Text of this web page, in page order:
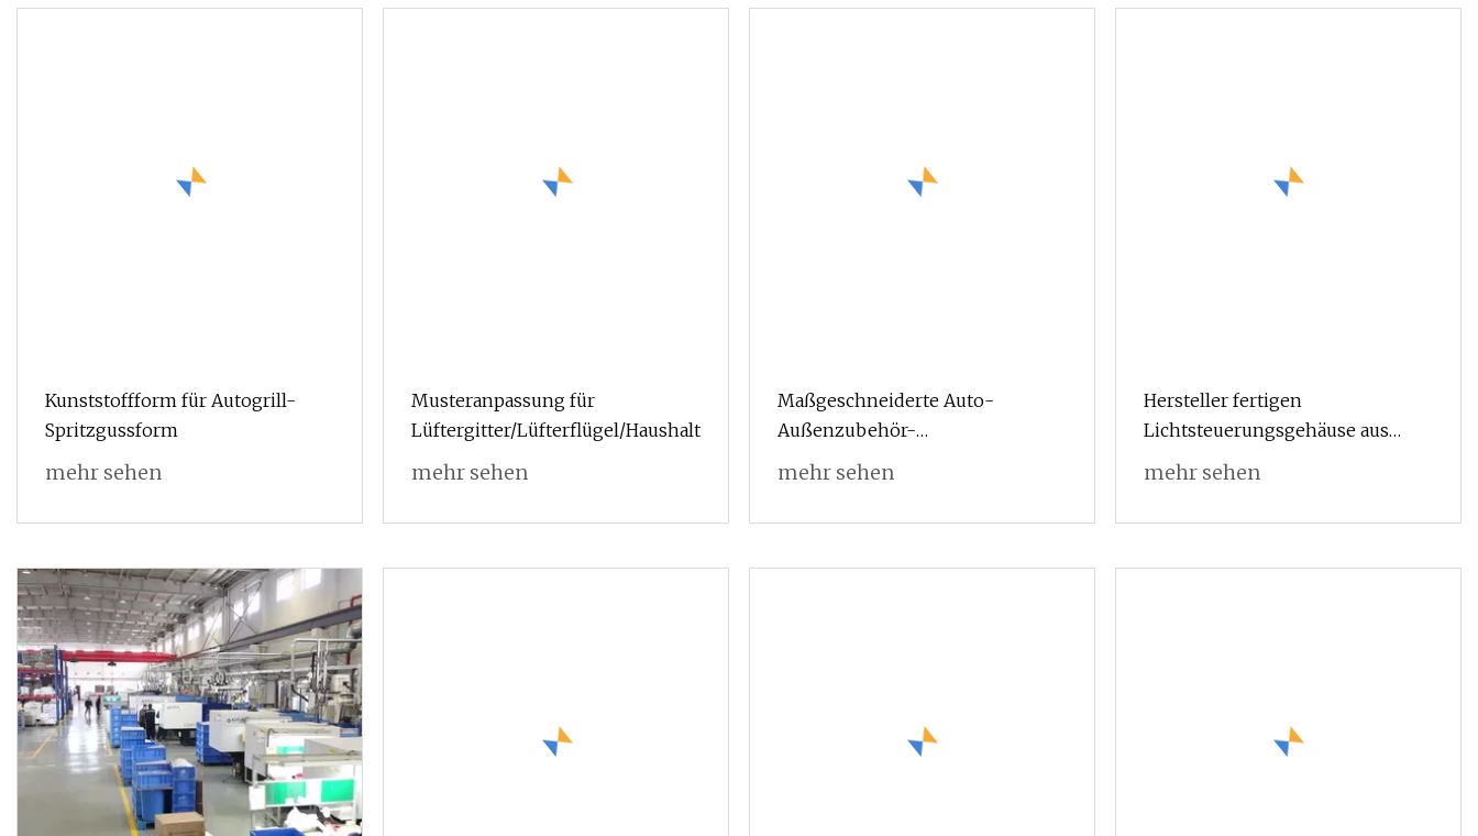
Kunststoffform für Autogrill-
Spritzgussform
mehr sehen
Musteranpassung für
Lüftergitter/Lüfterflügel/Haushaltsgerät/Kunststoffform/Industrieventilator
mehr sehen
Maßgeschneiderte Auto-
Außenzubehör-
Frontstoßstangen-Kühlergrill-
Hersteller, Grill-Form
mehr sehen
Hersteller fertigen
Lichtsteuerungsgehäuse aus
Kunststoff-Spritzguss nach Maß
mehr sehen